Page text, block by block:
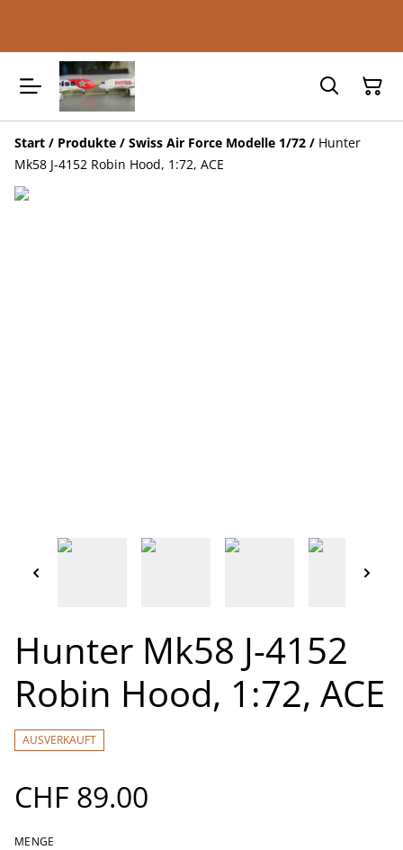
Start / Produkte / Swiss Air Force Modelle 1/72 / Hunter
Mk58 J-4152 Robin Hood, 1:72, ACE
Hunter Mk58 J-4152
Robin Hood, 1:72, ACE
AUSVERKAUFT
CHF 89.00
MENGE